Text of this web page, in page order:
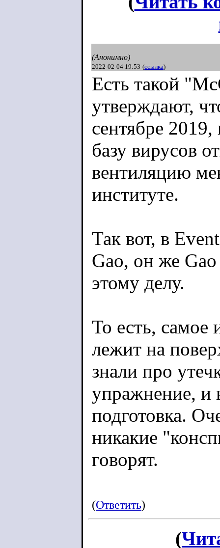
(Анонимно)
2022-02-04 19:53 (ссылка)
Есть такой
утверждают,
сентябре
базу вирусов
вентиляцию
институте.
Так вот, в
Gao, он же
этому делу.
То есть, самое
лежит на
знали про
упражнение, и
подготовка.
никакие
говорят.
(Ответить)
(